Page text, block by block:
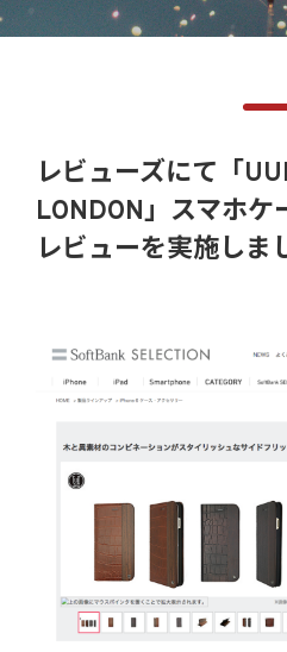
レビューズにて「
LONDON」スマホケ
レビューを実施しま